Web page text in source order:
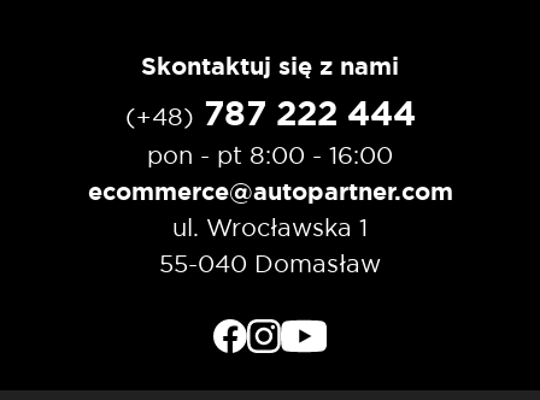
Skontaktuj się z nami
(+48) 787 222 444
pon - pt 8:00 - 16:00
ecommerce@autopartner.com
ul. Wrocławska 1
55-040 Domasław